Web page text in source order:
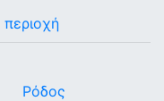
Ρόδος